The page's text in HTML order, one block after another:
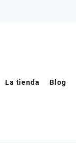
La tienda Blog